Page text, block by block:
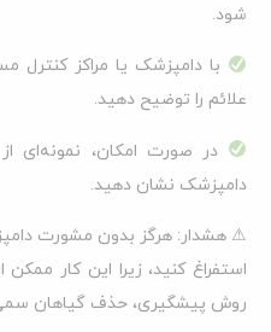
شود.
با دامپزشک یا مراکز
علائم را توضیح دهید.
در صورت امکان، نمونه‌ای
دامپزشک نشان دهید.
⚠ هشدار: هرگز بدون مشورت
استفراغ کنید، زیرا این کار
روش پیشگیری، حذف گیاهان